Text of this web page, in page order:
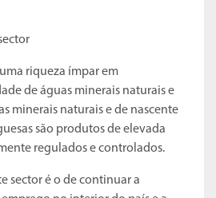
riqueza ímpar em
de águas minerais naturais e
minerais naturais e de nascente
são produtos de elevada
regulados e controlados.
sector é o de continuar a